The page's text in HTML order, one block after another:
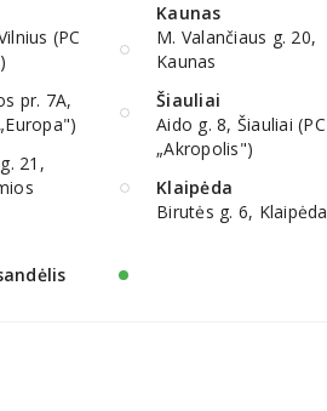
(PC
pr. 7A,
21,
Kaunas
M. Valančiaus g. 20,
Kaunas
Šiauliai
Aido g. 8, Šiauliai (PC
„Akropolis")
Klaipėda
Birutės g. 6, Klaipėda